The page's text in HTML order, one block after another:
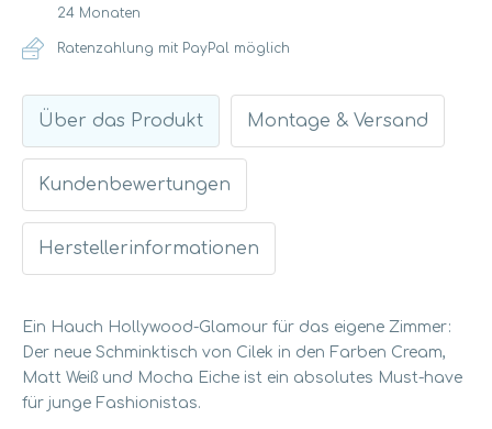
24 Monaten
Ratenzahlung mit PayPal möglich
Über das Produkt
Ein Hauch Hollywood-Glamour für das eigene Zimmer:
Der neue Schminktisch von Cilek in den Farben Cream,
Matt Weiß und Mocha Eiche ist ein absolutes Must-have
für junge Fashionistas.
Montage & Versand
Kundenbewertungen
Herstellerinformationen